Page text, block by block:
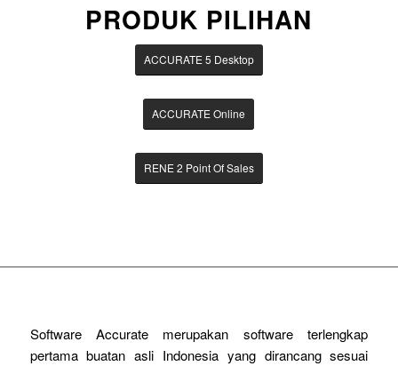
PRODUK PILIHAN
ACCURATE 5 Desktop
ACCURATE Online
RENE 2 Point Of Sales
Software Accurate merupakan software terlengkap
pertama buatan asli Indonesia yang dirancang sesuai